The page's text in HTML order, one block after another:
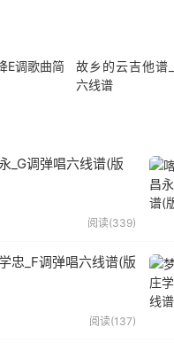
E调歌曲简
故乡的云吉他谱
六线谱
_G调弹唱六线谱(版
阅读(339)
忠_F调弹唱六线谱(版
阅读(137)